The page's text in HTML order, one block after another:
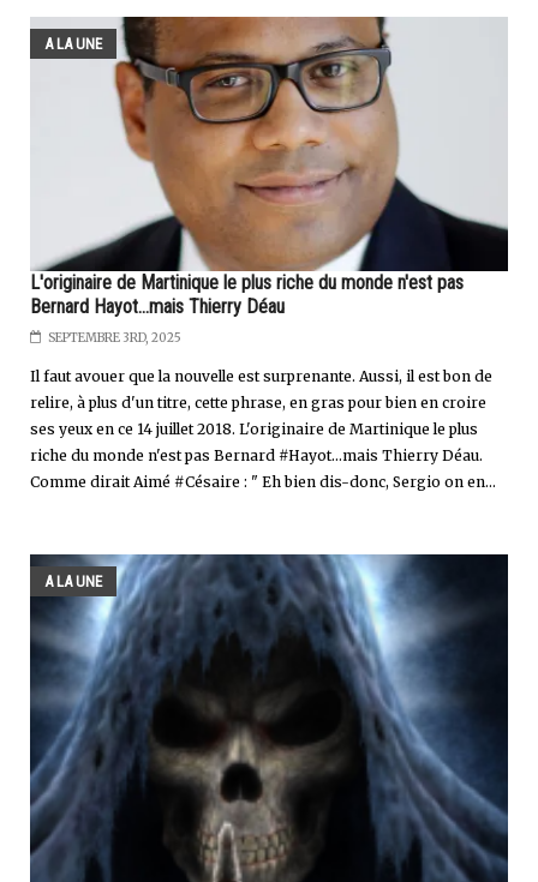
A LA UNE
L'originaire de Martinique le plus riche du monde n'est pas
Bernard Hayot...mais Thierry Déau
SEPTEMBRE 3RD, 2025
Il faut avouer que la nouvelle est surprenante. Aussi, il est bon de
relire, à plus d'un titre, cette phrase, en gras pour bien en croire
ses yeux en ce 14 juillet 2018. L'originaire de Martinique le plus
riche du monde n'est pas Bernard #Hayot...mais Thierry Déau.
Comme dirait Aimé #Césaire : " Eh bien dis-donc, Sergio on en...
A LA UNE